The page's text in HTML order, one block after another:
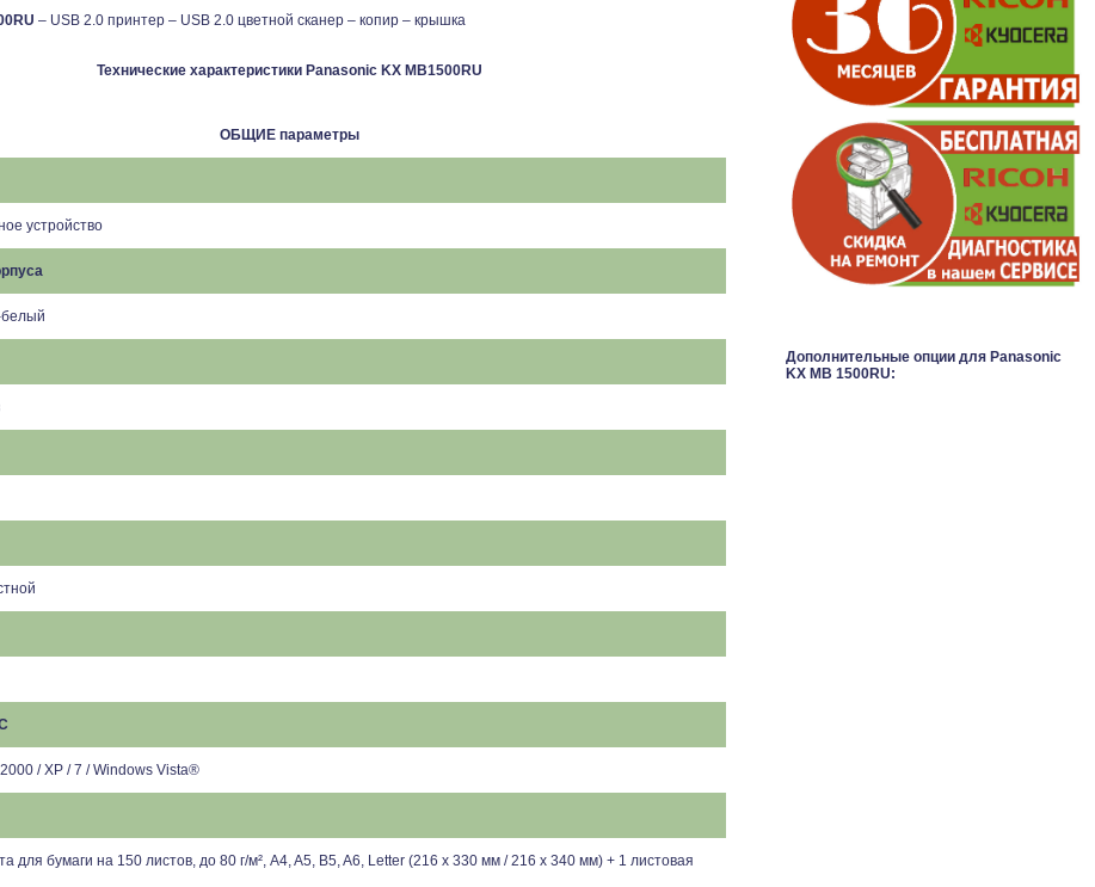
– USB 2.0 принтер – USB 2.0 цветной сканер – копир – крышка
Технические характеристики Panasonic KX MB1500RU
ОБЩИЕ параметры
устройство
/ XP / 7 / Windows Vista®
для бумаги на 150 листов, до 80 г/м², A4, A5, B5, A6, Letter (216 x 330 мм / 216 x 340 мм) + 1 листовая
Дополнительные опции для Panasonic
KX MB 1500RU: